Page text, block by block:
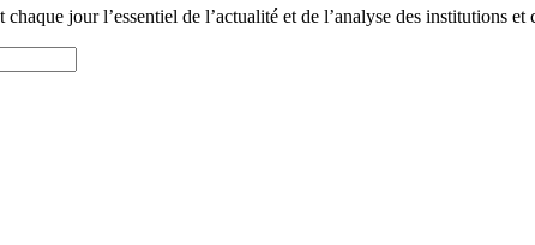
jour l’essentiel de l’actualité et de l’analyse des institutions